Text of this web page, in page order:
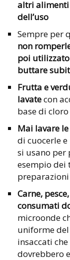
altri alimenti
dell’uso
Sempre per
non
poi
buttare
Frutta e
lavatecon
base di cloro
Mai lavare
di cuocerle
si usano per
esempio
preparazioni
Carne,
consumati
microonde
uniforme
insaccati
dovrebbero